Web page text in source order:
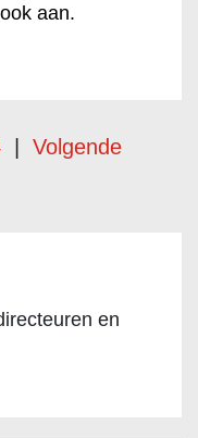
aan.
| Volgende
en